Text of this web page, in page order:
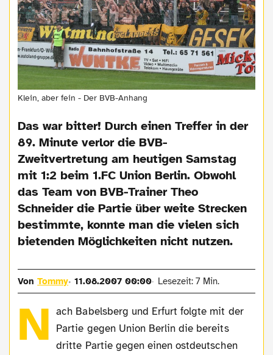
Klein, aber fein - Der BVB-Anhang
Das war bitter! Durch einen Treffer in der
89. Minute verlor die BVB-
Zweitvertretung am heutigen Samstag
mit 1:2 beim 1.FC Union Berlin. Obwohl
das Team von BVB-Trainer Theo
Schneider die Partie über weite Strecken
bestimmte, konnte man die vielen sich
bietenden Möglichkeiten nicht nutzen.
VonTommy 11.08.2007 00:00 Lesezeit: 7 Min.
N ach Babelsberg und Erfurt folgte mit der
Partie gegen Union Berlin die bereits
dritte Partie gegen einen ostdeutschen